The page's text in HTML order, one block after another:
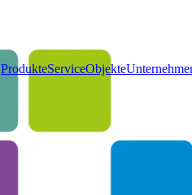
ProdukteServiceObjekte